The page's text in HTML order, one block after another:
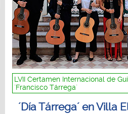
LVII Certamen Internacional de
´Francisco Tárrega´
´Día Tárrega´ en Villa